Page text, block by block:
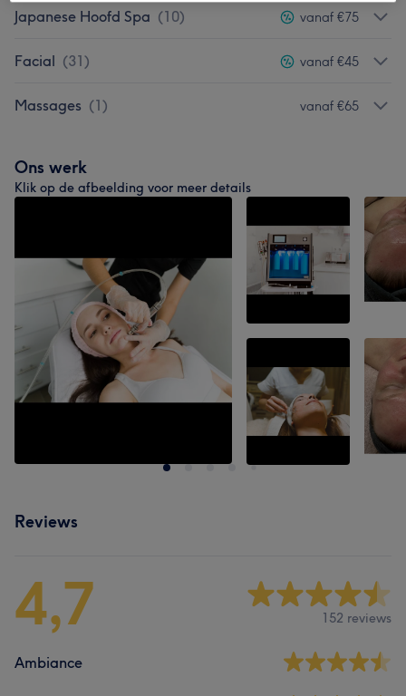
Japanese Hoofd Spa (10) vanaf €75
Facial (31) vanaf €45
Massages (1) vanaf €65
Ons werk
Klik op de afbeelding voor meer details
Reviews
4,7 152 reviews
Ambiance